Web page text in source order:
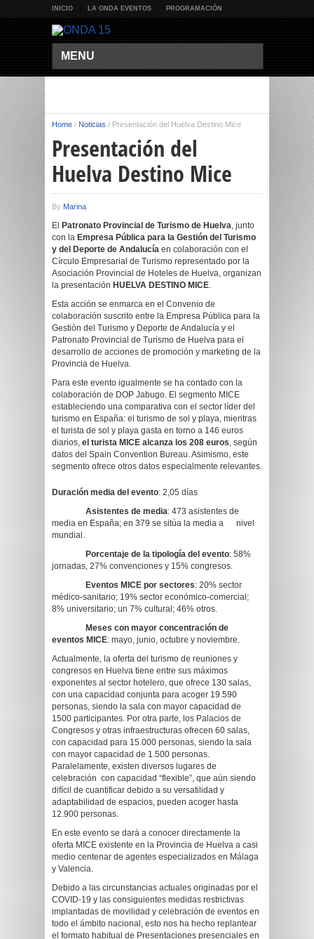
INICIO LA ONDA EVENTOS PROGRAMACIÓN
MENU
Home / Noticias / Presentación del Huelva Destino Mice
Presentación del
Huelva Destino Mice
By Marina
El Patronato Provincial de Turismo de Huelva, junto
con la Empresa Pública para la Gestión del Turismo
y del Deporte de Andalucía en colaboración con el
Círculo Empresarial de Turismo representado por la
Asociación Provincial de Hoteles de Huelva, organizan
la presentación HUELVA DESTINO MICE.
Esta acción se enmarca en el Convenio de
colaboración suscrito entre la Empresa Pública para la
Gestión del Turismo y Deporte de Andalucía y el
Patronato Provincial de Turismo de Huelva para el
desarrollo de acciones de promoción y marketing de la
Provincia de Huelva.
Para este evento igualmente se ha contado con la
colaboración de DOP Jabugo. El segmento MICE
estableciendo una comparativa con el sector líder del
turismo en España: el turismo de sol y playa, mientras
el turista de sol y playa gasta en torno a 146 euros
diarios, el turista MICE alcanza los 208 euros, según
datos del Spain Convention Bureau. Asimismo, este
segmento ofrece otros datos especialmente relevantes.
Duración media del evento: 2,05 días
Asistentes de media: 473 asistentes de
media en España; en 379 se sitúa la media a nivel
mundial.
Porcentaje de la tipología del evento: 58%
jornadas, 27% convenciones y 15% congresos.
Eventos MICE por sectores: 20% sector
médico-sanitario; 19% sector económico-comercial;
8% universitario; un 7% cultural; 46% otros.
Meses con mayor concentración de
eventos MICE: mayo, junio, octubre y noviembre.
Actualmente, la oferta del turismo de reuniones y
congresos en Huelva tiene entre sus máximos
exponentes al sector hotelero, que ofrece 130 salas,
con una capacidad conjunta para acoger 19.590
personas, siendo la sala con mayor capacidad de
1500 participantes. Por otra parte, los Palacios de
Congresos y otras infraestructuras ofrecen 60 salas,
con capacidad para 15.000 personas, siendo la sala
con mayor capacidad de 1.500 personas.
Paralelamente, existen diversos lugares de
celebración con capacidad “flexible”, que aún siendo
difícil de cuantificar debido a su versatilidad y
adaptabilidad de espacios, pueden acoger hasta
12.900 personas.
En este evento se dará a conocer directamente la
oferta MICE existente en la Provincia de Huelva a casi
medio centenar de agentes especializados en Málaga
y Valencia.
Debido a las circunstancias actuales originadas por el
COVID-19 y las consiguientes medidas restrictivas
implantadas de movilidad y celebración de eventos en
todo el ámbito nacional, esto nos ha hecho replantear
el formato habitual de Presentaciones presenciales en